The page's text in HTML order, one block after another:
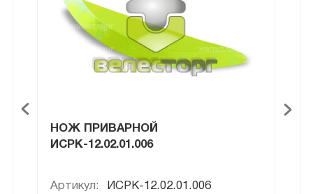
НОЖ ПРИВАРНОЙ
ИСРК-12.02.01.006
Артикул:
ИСРК-12.02.01.006